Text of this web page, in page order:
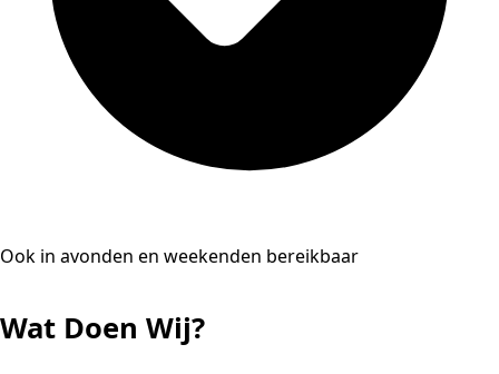
Ook in avonden en weekenden bereikbaar
Wat Doen Wij?